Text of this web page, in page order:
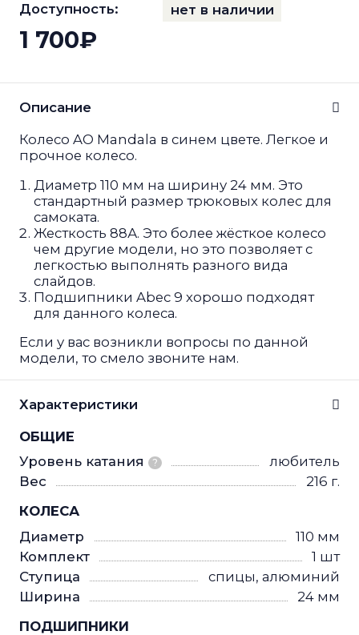
Доступность: нет в наличии
1 700₽
Описание
Колесо AO Mandala в синем цвете. Легкое и
прочное колесо.
Диаметр 110 мм на ширину 24 мм. Это
стандартный размер трюковых колес для
самоката.
Жесткость 88А. Это более жёсткое колесо
чем другие модели, но это позволяет с
легкостью выполнять разного вида
слайдов.
Подшипники Abec 9 хорошо подходят
для данного колеса.
Если у вас возникли вопросы по данной
модели, то смело звоните нам.
Характеристики
ОБЩИЕ
Уровень катания
?
любитель
Вес
216 г.
КОЛЕСА
Диаметр
110 мм
Комплект
1 шт
Ступица
спицы, алюминий
Ширина
24 мм
ПОДШИПНИКИ